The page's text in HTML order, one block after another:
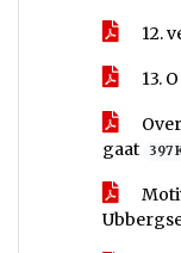
12.
13.
gaat
397